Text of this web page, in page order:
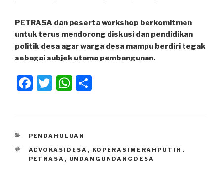
PETRASA dan peserta workshop berkomitmen
untuk terus mendorong diskusi dan pendidikan
politik desa agar warga desa mampu berdiri tegak
sebagai subjek utama pembangunan.
F
e
b
o
T
er
W
s
A
p
KATEGORI
PENDAHULUAN
TAG
ADVOKASIDESA , KOPERASIMERAHPUTIH ,
PETRASA , UNDANGUNDANGDESA